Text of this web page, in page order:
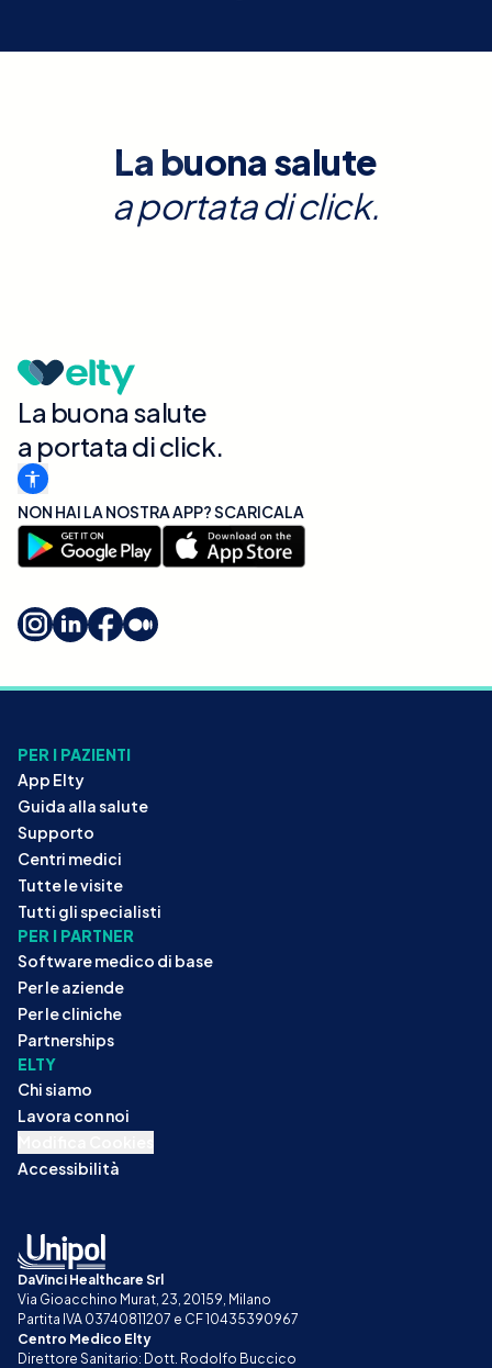
La buona salute
a portata di click.
La buona salute
a portata di click.
NON HAI LA NOSTRA APP? SCARICALA
PER I PAZIENTI
App Elty
Guida alla salute
Supporto
Centri medici
Tutte le visite
Tutti gli specialisti
PER I PARTNER
Software medico di base
Per le aziende
Per le cliniche
Partnerships
ELTY
Chi siamo
Lavora con noi
Accessibilità
DaVinci Healthcare Srl
Via Gioacchino Murat, 23, 20159, Milano
Partita IVA 03740811207 e CF 10435390967
Centro Medico Elty
Direttore Sanitario: Dott. Rodolfo Buccico